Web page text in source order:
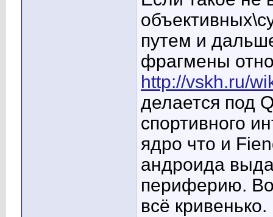
путем и
фрагмены
http://vskh.ru/
делается под
спортивного
ядро что и
андроида
периферию.
всё кривенько.